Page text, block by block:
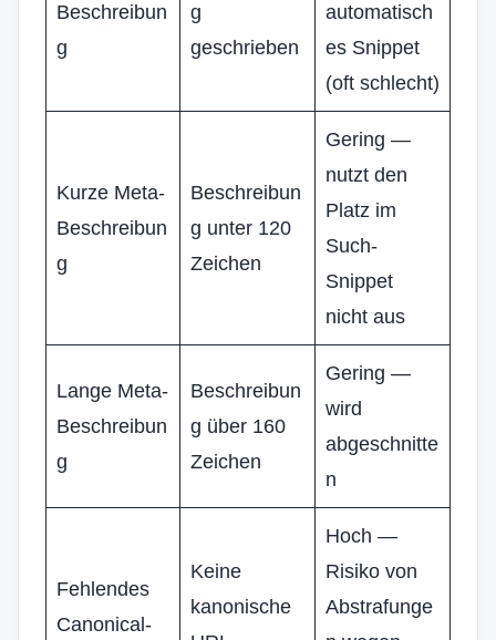
Beschreibun
g
g
geschrieben
automatisch
es Snippet
(oft schlecht)
Kurze Meta-
Beschreibun
g
Beschreibun
g unter 120
Zeichen
Gering —
nutzt den
Platz im
Such-
Snippet
nicht aus
Lange Meta-
Beschreibun
g
Beschreibun
g über 160
Zeichen
Gering —
wird
abgeschnitte
n
Fehlendes
Canonical-
Keine
kanonische
Hoch —
Risiko von
Abstrafunge